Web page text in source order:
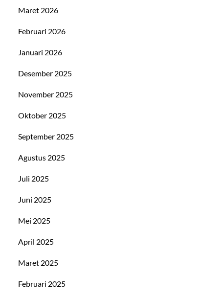
Maret 2026
Februari 2026
Januari 2026
Desember 2025
November 2025
Oktober 2025
September 2025
Agustus 2025
Juli 2025
Juni 2025
Mei 2025
April 2025
Maret 2025
Februari 2025